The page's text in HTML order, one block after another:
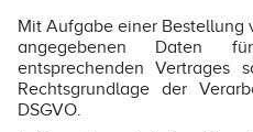
Mit Aufgabe einer Bestellung
angegebenen Daten
entsprechenden Vertrages
Rechtsgrundlage der
DSGVO.